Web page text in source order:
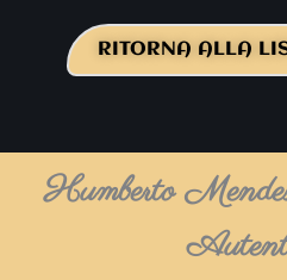
RITORNA ALLA
Humberto